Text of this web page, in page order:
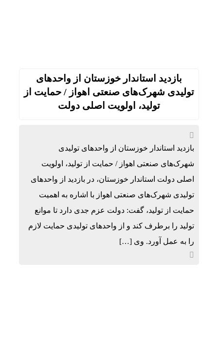
بازدید استاندار خوزستان از واحدهای
تولیدی شهرک‌های صنعتی اهواز / حمایت از
تولید، اولویت اصلی دولت
بازدید استاندار خوزستان از واحدهای تولیدی
شهرک‌های صنعتی اهواز / حمایت از تولید، اولویت
اصلی دولت استاندار خوزستان، در بازدید از واحدهای
تولیدی شهرک‌های صنعتی اهواز با اشاره به اهمیت
حمایت از تولید، گفت: دولت عزم جدی دارد تا موانع
تولید را برطرف کند و از واحدهای تولیدی حمایت لازم
را به عمل آورد. وی […]